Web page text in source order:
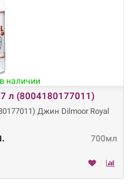
наличии
л (8004180177011)
Джин Dilmoor Royal
700мл